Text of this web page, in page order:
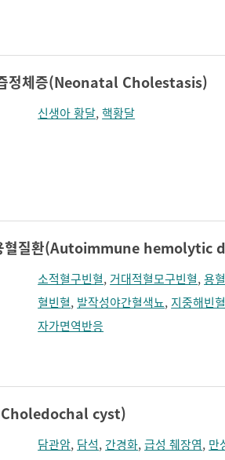
정체증(Neonatal Cholestasis)
신생아 황달,핵황달
혈질환(Autoimmune hemolytic
소적혈구빈혈, 거대적혈모구빈혈,용
혈빈혈, 발작성야간혈색뇨, 지중해빈혈
자가면역반응
cyst)
담관암, 담석, 간경화,급성 췌장염, 만